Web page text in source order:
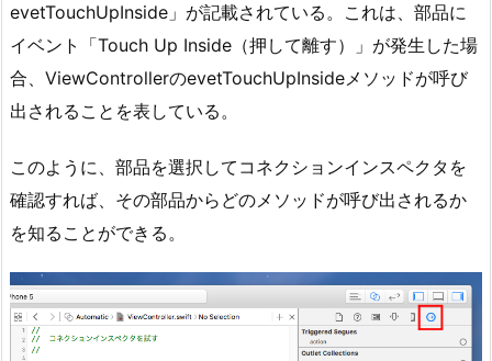
evetTouchUpInside」が記載されている。これは、部品に
イベント「Touch Up Inside（押して離す）」が発生した場
合、ViewControllerのevetTouchUpInsideメソッドが呼び
出されることを表している。
このように、部品を選択してコネクションインスペクタを
確認すれば、その部品からどのメソッドが呼び出されるか
を知ることができる。